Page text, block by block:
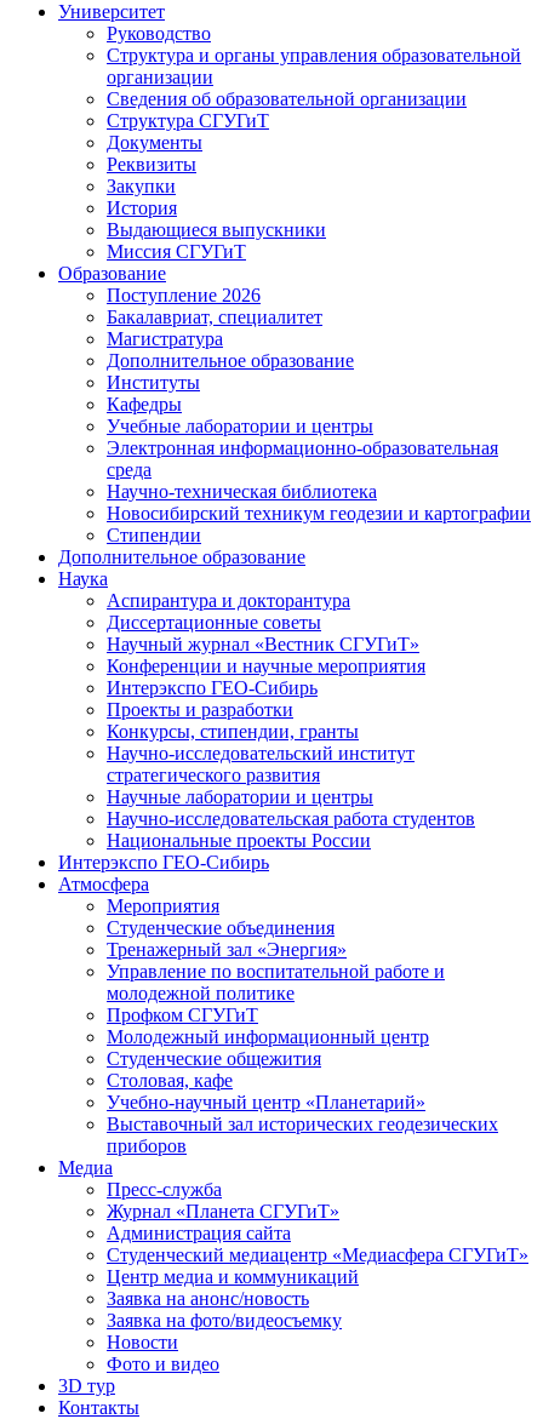
Университет
Руководство
Структура и органы управления образовательной
организации
Сведения об образовательной организации
Структура СГУГиТ
Документы
Реквизиты
Закупки
История
Выдающиеся выпускники
Миссия СГУГиТ
Образование
Поступление 2026
Бакалавриат, специалитет
Магистратура
Дополнительное образование
Институты
Кафедры
Учебные лаборатории и центры
Электронная информационно-образовательная
среда
Научно-техническая библиотека
Новосибирский техникум геодезии и картографии
Стипендии
Дополнительное образование
Наука
Аспирантура и докторантура
Диссертационные советы
Научный журнал «Вестник СГУГиТ»
Конференции и научные мероприятия
Интерэкспо ГЕО-Сибирь
Проекты и разработки
Конкурсы, стипендии, гранты
Научно-исследовательский институт
стратегического развития
Научные лаборатории и центры
Научно-исследовательская работа студентов
Национальные проекты России
Интерэкспо ГЕО-Сибирь
Атмосфера
Мероприятия
Студенческие объединения
Тренажерный зал «Энергия»
Управление по воспитательной работе и
молодежной политике
Профком СГУГиТ
Молодежный информационный центр
Студенческие общежития
Столовая, кафе
Учебно-научный центр «Планетарий»
Выставочный зал исторических геодезических
приборов
Медиа
Пресс-служба
Журнал «Планета СГУГиТ»
Администрация сайта
Студенческий медиацентр «Медиасфера СГУГиТ»
Центр медиа и коммуникаций
Заявка на анонс/новость
Заявка на фото/видеосъемку
Новости
Фото и видео
3D тур
Контакты